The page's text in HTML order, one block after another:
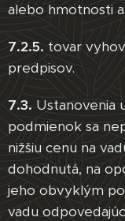
alebo hmotnosti a
7.2.5. tovar
predpisov.
7.3. Ustanovenia
podmienok sa
nižšiu cenu na
dohodnutá, na
jeho obvyklým
vadu